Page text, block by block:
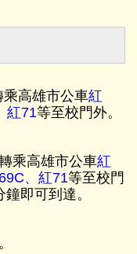
乘高雄市公車紅
紅71等至校門外。
乘高雄市公車紅
69C、紅71等至校門
即可到達。
。